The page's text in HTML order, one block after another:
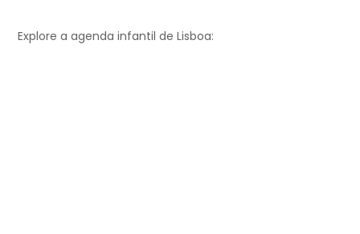
Explore a agenda infantil de Lisboa: